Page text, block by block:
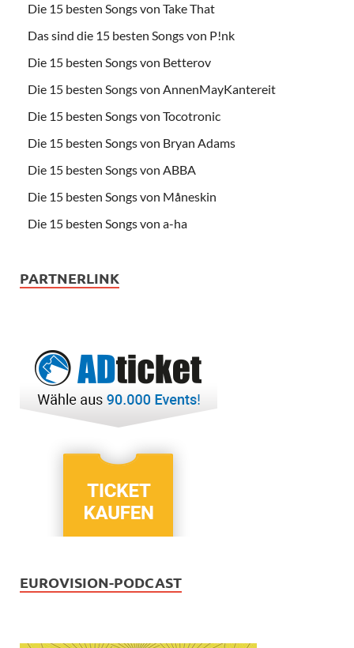
Die 15 besten Songs von Take That
Das sind die 15 besten Songs von P!nk
Die 15 besten Songs von Betterov
Die 15 besten Songs von AnnenMayKantereit
Die 15 besten Songs von Tocotronic
Die 15 besten Songs von Bryan Adams
Die 15 besten Songs von ABBA
Die 15 besten Songs von Måneskin
Die 15 besten Songs von a-ha
PARTNERLINK
EUROVISION-PODCAST